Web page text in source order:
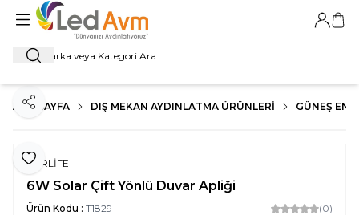
Ara
Giriş
ANA SAYFA DIŞ MEKAN AYDINLATMA ÜRÜNLERI GÜNEŞ
Favoriye Ekle
Paylaş
FORLİFE
6W Solar Çift Yönlü Duvar Apliği
Ürün Kodu : T1829 (0)